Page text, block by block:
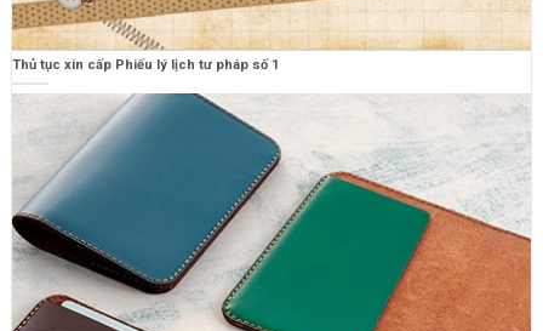
Thủ tục xin cấp Phiếu lý lịch tư pháp số 1